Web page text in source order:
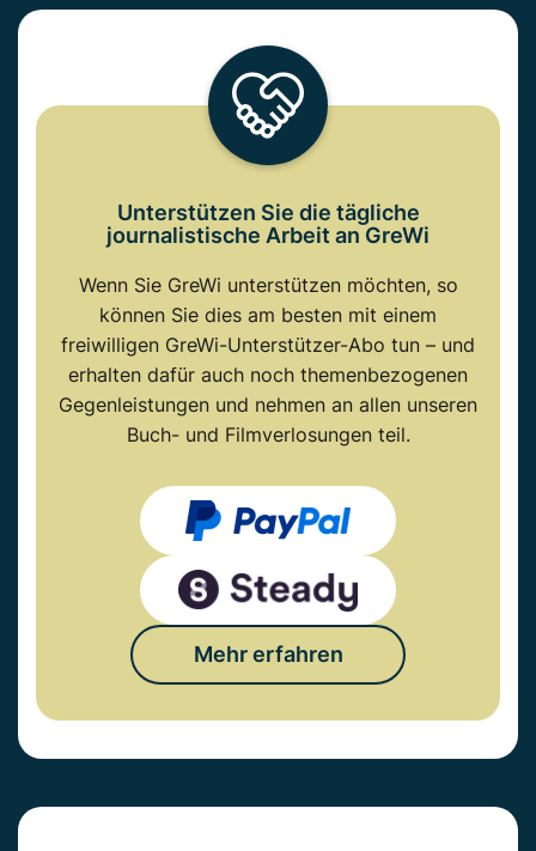
Unterstützen Sie die tägliche
journalistische Arbeit an GreWi
Wenn Sie GreWi unterstützen möchten, so
können Sie dies am besten mit einem
freiwilligen GreWi-Unterstützer-Abo tun – und
erhalten dafür auch noch themenbezogenen
Gegenleistungen und nehmen an allen unseren
Buch- und Filmverlosungen teil.
Mehr erfahren